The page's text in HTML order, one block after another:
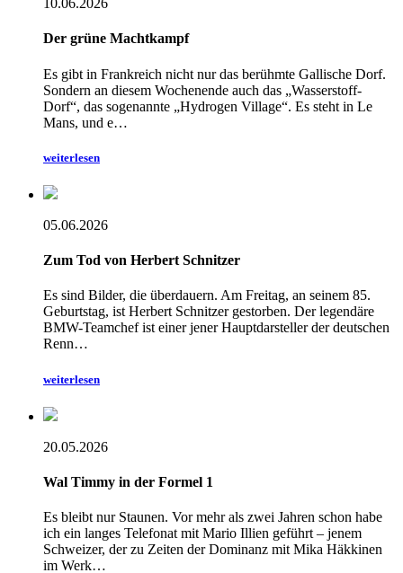
10.06.2026
Der grüne Machtkampf
Es gibt in Frankreich nicht nur das berühmte Gallische Dorf.
Sondern an diesem Wochenende auch das „Wasserstoff-
Dorf“, das sogenannte „Hydrogen Village“. Es steht in Le
Mans, und e…
weiterlesen
05.06.2026
Zum Tod von Herbert Schnitzer
Es sind Bilder, die überdauern. Am Freitag, an seinem 85.
Geburtstag, ist Herbert Schnitzer gestorben. Der legendäre
BMW-Teamchef ist einer jener Hauptdarsteller der deutschen
Renn…
weiterlesen
20.05.2026
Wal Timmy in der Formel 1
Es bleibt nur Staunen. Vor mehr als zwei Jahren schon habe
ich ein langes Telefonat mit Mario Illien geführt – jenem
Schweizer, der zu Zeiten der Dominanz mit Mika Häkkinen
im Werk…